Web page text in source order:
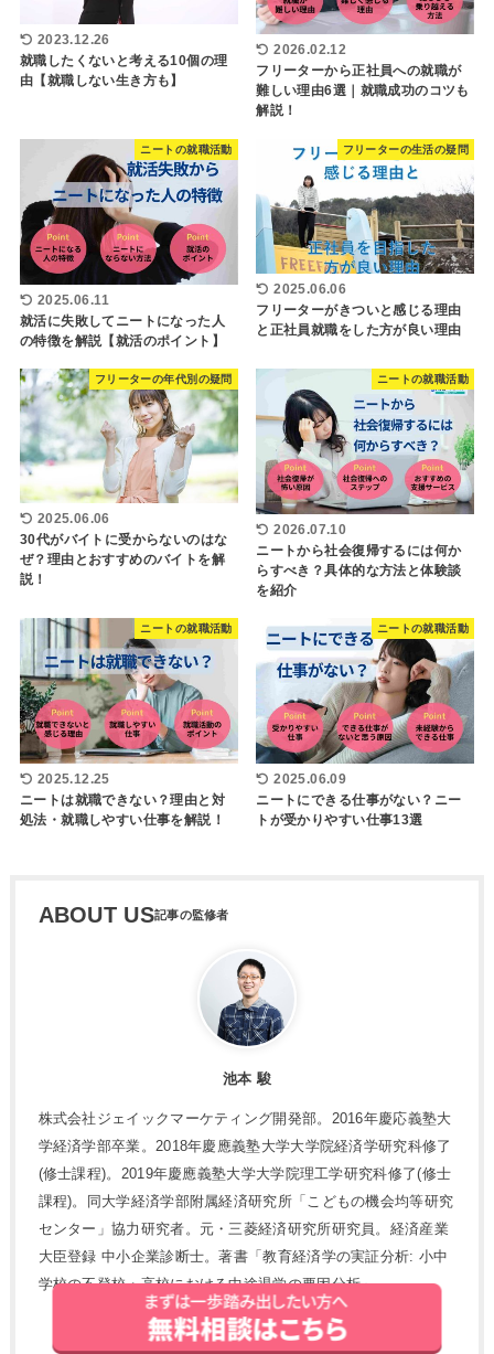
2023.12.26
就職したくないと考える10個の理
由【就職しない生き方も】
2026.02.12
フリーターから正社員への就職が
難しい理由6選｜就職成功のコツも
解説！
ニートの就職活動
2025.06.11
就活に失敗してニートになった人
の特徴を解説【就活のポイント】
フリーターの生活の疑問
2025.06.06
フリーターがきついと感じる理由
と正社員就職をした方が良い理由
フリーターの年代別の疑問
2025.06.06
30代がバイトに受からないのはな
ぜ？理由とおすすめのバイトを解
説！
ニートの就職活動
2026.07.10
ニートから社会復帰するには何か
らすべき？具体的な方法と体験談
を紹介
ニートの就職活動
2025.12.25
ニートは就職できない？理由と対
処法・就職しやすい仕事を解説！
ニートの就職活動
2025.06.09
ニートにできる仕事がない？ニー
トが受かりやすい仕事13選
ABOUT US
池本 駿
株式会社ジェイックマーケティング開発部。2016年慶応義塾大
学経済学部卒業。2018年慶應義塾大学大学院経済学研究科修了
(修士課程)。2019年慶應義塾大学大学院理工学研究科修了(修士
課程)。同大学経済学部附属経済研究所「こどもの機会均等研究
センター」協力研究者。元・三菱経済研究所研究員。経済産業
大臣登録 中小企業診断士。著書「教育経済学の実証分析: 小中
学校の不登校・高校における中途退学の要因分析」